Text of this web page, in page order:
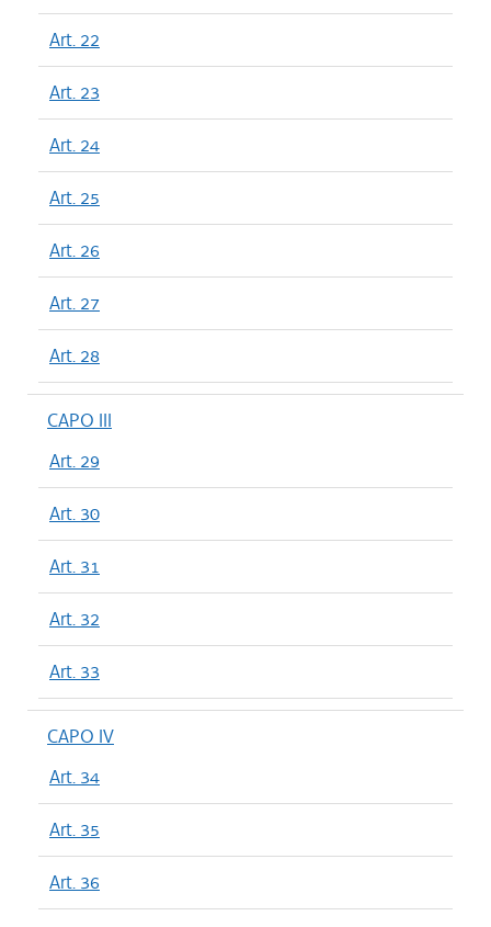
Art. 22
Art. 23
Art. 24
Art. 25
Art. 26
Art. 27
Art. 28
CAPO III
Art. 29
Art. 30
Art. 31
Art. 32
Art. 33
CAPO IV
Art. 34
Art. 35
Art. 36